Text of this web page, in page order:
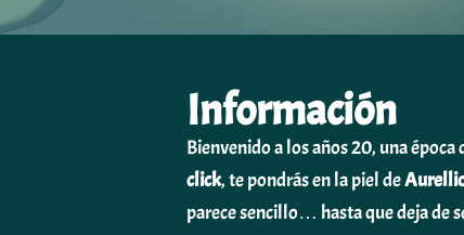
Información
Bienvenido a los años 20, una
click, te pondrás en la piel de
parece sencillo… hasta que deja de